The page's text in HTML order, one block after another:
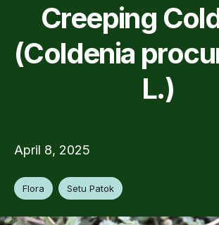
Creeping
(Coldenia
L.)
April 8, 2025
Flora Setu Patok